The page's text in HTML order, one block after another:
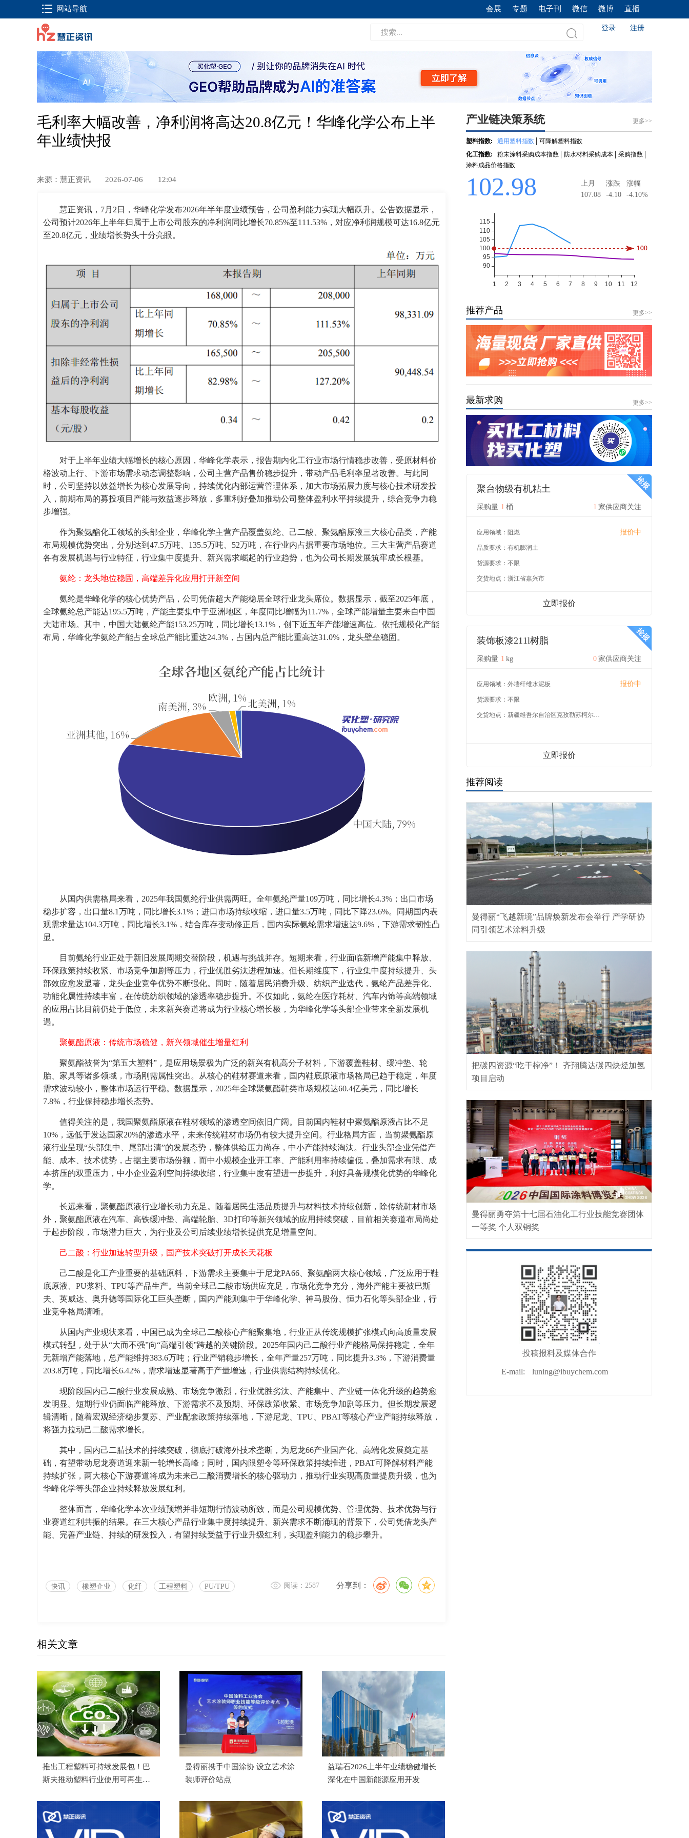
网站导航 会展 专题 电子刊 微信 微博 直播
登录 注册
毛利率大幅改善，净利润将高达20.8亿元！华峰化学公布上半
年业绩快报
来源：慧正资讯 2026-07-06 12:04
慧正资讯，7月2日，华峰化学发布2026年半年度业绩预告，公司盈利能力实现大幅跃升。公告数据显示，
公司预计2026年上半年归属于上市公司股东的净利润同比增长70.85%至111.53%，对应净利润规模可达16.8亿元
至20.8亿元，业绩增长势头十分亮眼。
对于上半年业绩大幅增长的核心原因，华峰化学表示 ，报告期内化工行业市场行情稳步改善，受原材料价
格波动上行、下游市场需求动态调整影响，公司主营产品售价稳步提升，带动产品毛利率显著改善。与此同
时，公司坚持以效益增长为核心发展导向，持续优化内部运营管理体系，加大市场拓展力度与核心技术研发投
入，前期布局的募投项目产能与效益逐步释放，多重利好叠加推动公司整体盈利水平持续提升，综合竞争力稳
步增强。
作为聚氨酯化工领域的头部企业，华峰化学主营产品覆盖氨纶、己二酸、聚氨酯原液三大核心品类，产能
布局规模优势突出，分别达到47.5万吨、135.5万吨、52万吨，在行业内占据重要市场地位。三大主营产品赛道
各有发展机遇与行业特征，行业集中度提升、新兴需求崛起的行业趋势，也为公司长期发展筑牢成长根基。
氨纶：龙头地位稳固，高端差异化应用打开新空间
氨纶是华峰化学的核心优势产品，公司凭借超大产能稳居全球行业龙头席位。数据显示，截至2025年底，
全球氨纶总产能达195.5万吨，产能主要集中于亚洲地区，年度同比增幅为11.7%，全球产能增量主要来自中国
大陆市场。其中，中国大陆氨纶产能153.25万吨，同比增长13.1%，创下近五年产能增速高位。依托规模化产能
布局， 华峰化学氨纶产能占全球总产能比重达24.3%，占国内总产能比重高达31.0%，龙头壁垒稳固。
从国内供需格局来看，2025年我国氨纶行业供需两旺。全年氨纶产量109万吨，同比增长4.3%；出口市场
稳步扩容，出口量8.1万吨，同比增长3.1%；进口市场持续收缩，进口量3.5万吨，同比下降23.6%。同期国内表
观需求量达104.3万吨，同比增长3.1%，结合库存变动修正后，国内实际氨纶需求增速达9.6%，下游需求韧性凸
显。
目前氨纶行业正处于新旧发展周期交替阶段，机遇与挑战并存。短期来看，行业面临新增产能集中释放、
环保政策持续收紧、市场竞争加剧等压力，行业优胜劣汰进程加速。但长期维度下，行业集中度持续提升、头
部效应愈发显著，龙头企业竞争优势不断强化。同时，随着居民消费升级、纺织产业迭代，氨纶产品差异化、
功能化属性持续丰富，在传统纺织领域的渗透率稳步提升。不仅如此，氨纶在医疗耗材、汽车内饰等高端领域
的应用占比目前仍处于低位，未来新兴赛道将成为行业核心增长极，为华峰化学等头部企业带来全新发展机
遇。
聚氨酯原液：传统市场稳健，新兴领域催生增量红利
聚氨酯被誉为“第五大塑料”，是应用场景极为广泛的新兴有机高分子材料，下游覆盖鞋材、缓冲垫、轮
胎、家具等诸多领域，市场刚需属性突出。从核心的鞋材赛道来看，国内鞋底原液市场格局已趋于稳定，年度
需求波动较小，整体市场运行平稳。数据显示，2025年全球聚氨酯鞋类市场规模达60.4亿美元，同比增长
7.8%，行业保持稳步增长态势。
值得关注的是，我国聚氨酯原液在鞋材领域的渗透空间依旧广阔。目前国内鞋材中聚氨酯原液占比不足
10%，远低于发达国家20%的渗透水平，未来传统鞋材市场仍有较大提升空间。行业格局方面，当前聚氨酯原
液行业呈现“头部集中、尾部出清”的发展态势，整体供给压力尚存，中小产能持续淘汰。行业头部企业凭借产
能、成本、技术优势，占据主要市场份额，而中小规模企业开工率、产能利用率持续偏低，叠加需求有限、成
本挤压的双重压力，中小企业盈利空间持续收缩，行业集中度有望进一步提升，利好具备规模化优势的华峰化
学。
长远来看，聚氨酯原液行业增长动力充足。随着居民生活品质提升与材料技术持续创新，除传统鞋材市场
外，聚氨酯原液在汽车、高铁缓冲垫、高端轮胎、3D打印等新兴领域的应用持续突破，目前相关赛道布局尚处
于起步阶段，市场潜力巨大，为行业及公司后续业绩增长提供充足增量空间。
己二酸：行业加速转型升级，国产技术突破打开成长天花板
己二酸是化工产业重要的基础原料，下游需求主要集中于尼龙PA66、聚氨酯两大核心领域，广泛应用于鞋
底原液、PU浆料、TPU等产品生产。当前全球己二酸市场供应充足，市场化竞争充分，海外产能主要被巴斯
夫、英威达、奥升德等国际化工巨头垄断，国内产能则集中于华峰化学、神马股份、恒力石化等头部企业，行
业竞争格局清晰。
从国内产业现状来看，中国已成为全球己二酸核心产能聚集地，行业正从传统规模扩张模式向高质量发展
模式转型，处于从“大而不强”向“高端引领”跨越的关键阶段。2025年国内己二酸行业产能格局保持稳定，全年
无新增产能落地，总产能维持383.6万吨；行业产销稳步增长，全年产量257万吨，同比提升3.3%，下游消费量
203.8万吨，同比增长6.42%，需求增速显著高于产量增速，行业供需结构持续优化。
现阶段国内己二酸行业发展成熟、市场竞争激烈，行业优胜劣汰、产能集中、产业链一体化升级的趋势愈
发明显。短期行业仍面临产能释放、下游需求不及预期、环保政策收紧、市场竞争加剧等压力。但长期发展逻
辑清晰，随着宏观经济稳步复苏、产业配套政策持续落地，下游尼龙、TPU、PBAT等核心产业产能持续释放，
将强力拉动己二酸需求增长。
其中，国内己二腈技术的持续突破，彻底打破海外技术垄断，为尼龙66产业国产化、高端化发展奠定基
础，有望带动尼龙赛道迎来新一轮增长高峰；同时，国内限塑令等环保政策持续推进，PBAT可降解材料产能
持续扩张，两大核心下游赛道将成为未来己二酸消费增长的核心驱动力，推动行业实现高质量提质升级，也为
华峰化学等头部企业持续释放发展红利。
整体而言，华峰化学本次业绩预增并非短期行情波动所致，而是公司规模优势、管理优势、技术优势与行
业赛道红利共振的结果。在三大核心产品行业集中度持续提升、新兴需求不断涌现的背景下，公司凭借龙头产
能、完善产业链、持续的研发投入，有望持续受益于行业升级红利，实现盈利能力的稳步攀升。
快讯 橡塑企业 化纤 工程塑料 PU/TPU 阅读：2587 分享到：
相关文章
推出工程塑料可持续发展包！巴
斯夫推动塑料行业使用可再生能
曼得丽携手中国涂协 设立艺术涂
装师评价站点
益瑞石2026上半年业绩稳健增长
深化在中国新能源应用开发
推荐产品 更多>>
最新求购 更多>>
聚台物级有机粘土
采购量 1 桶 1 家供应商关注
应用领域： 阻燃 报价中
品质要求： 有机膨润土
货源要求： 不限
交货地点： 浙江省嘉兴市
立即报价
装饰板漆211l树脂
采购量 1 kg 0 家供应商关注
应用领域： 外墙纤维水泥板 报价中
货源要求： 不限
交货地点： 新疆维吾尔自治区克孜勒苏柯尔克孜自治州
立即报价
推荐阅读
曼得丽“飞越新境”品牌焕新发布会举行 产学研协
同引领艺术涂料升级
把碳四资源“吃干榨净”！ 齐翔腾达碳四炔烃加氢
项目启动
曼得丽勇夺第十七届石油化工行业技能竞赛团体
一等奖 个人双铜奖
投稿报料及媒体合作
E-mail: luning@ibuychem.com